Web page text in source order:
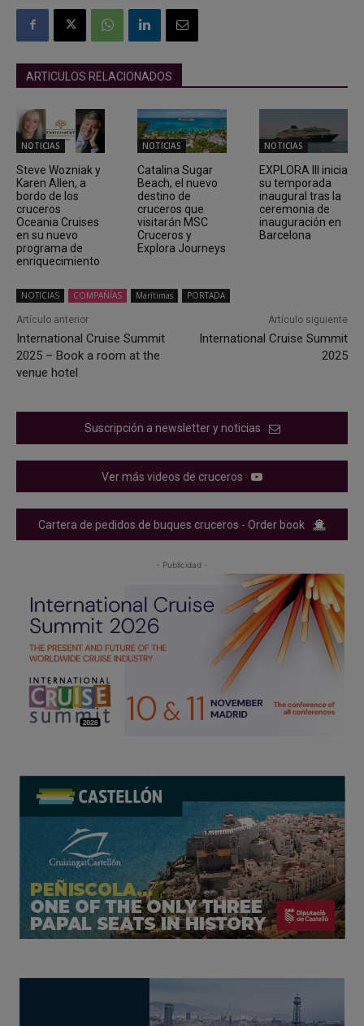
ARTICULOS RELACIONADOS
NOTICIAS
Steve Wozniak y
Karen Allen, a
bordo de los
cruceros
Oceania Cruises
en su nuevo
programa de
enriquecimiento
NOTICIAS
Catalina Sugar
Beach, el nuevo
destino de
cruceros que
visitarán MSC
Cruceros y
Explora Journeys
NOTICIAS
EXPLORA III inicia
su temporada
inaugural tras la
ceremonia de
inauguración en
Barcelona
NOTICIAS COMPAÑÍAS Marítimas PORTADA
Artículo anterior
International Cruise Summit
2025 – Book a room at the
venue hotel
Artículo siguiente
International Cruise Summit
2025
Suscripción a newsletter y noticias
Ver más videos de cruceros
Cartera de pedidos de buques cruceros - Order book
- Publicidad -